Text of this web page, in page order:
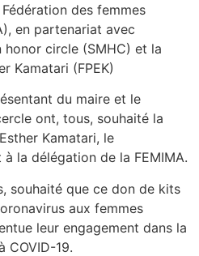
des femmes
en partenariat avec
honor circle (SMHC) et la
Kamatari (FPEK)
du maire et le
ont, tous, souhaité la
Kamatari, le
la délégation de la FEMIMA.
souhaité que ce don de kits
aux femmes
leur engagement dans la
COVID-19.